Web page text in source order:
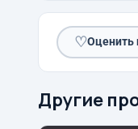
♡Оценить
Другие